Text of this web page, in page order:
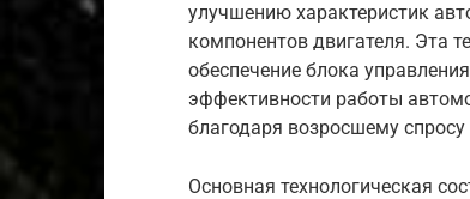
улучшению характеристик
компонентов двигателя. Эта
обеспечение блока
эффективности работы
благодаря возросшему
Основная технологическая